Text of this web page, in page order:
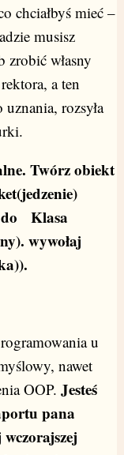
chciałbyś mieć –
musisz
zrobić własny
a ten
rozsyła
Twórz obiekt
do Klasa
wywołaj
u
nawet
OOP. Jesteś
pana